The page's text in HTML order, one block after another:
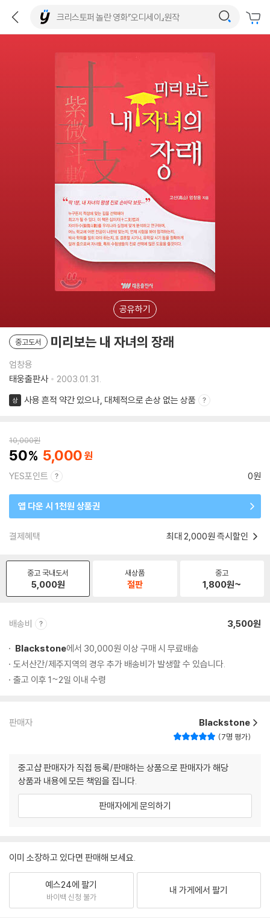
공유하기
중고도서 미리보는 내 자녀의 장래
엄창용
태웅출판사
2003.01.31.
상 사용 흔적 약간 있으나, 대체적으로 손상 없는 상품
10,000원
50 5,000
YES포인트 0원
앱 다운 시 1천원 상품권
결제혜택 최대 2,000원 즉시할인
중고 국내도서
5,000원
새상품
절판
중고
1,800원~
배송비 3,500원
Blackstone에서 30,000원 이상 구매 시 무료배송
도서산간/제주지역의 경우 추가 배송비가 발생할 수 있습니다.
출고 이후 1~2일 이내 수령
판매자 Blackstone
7명 평가
중고샵 판매자가 직접 등록/판매하는 상품으로 판매자가 해당
상품과 내용에 모든 책임을 집니다.
판매자에게 문의하기
이미 소장하고 있다면 판매해 보세요.
예스24에 팔기
바이백 신청 불가
내 가게에서 팔기